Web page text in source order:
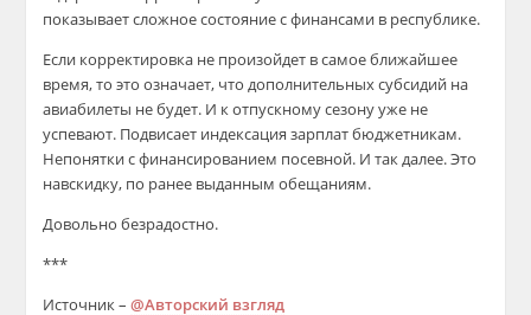
показывает сложное состояние с финансами в республике.
Если корректировка не произойдет в самое ближайшее
время, то это означает, что дополнительных субсидий на
авиабилеты не будет. И к отпускному сезону уже не
успевают. Подвисает индексация зарплат бюджетникам.
Непонятки с финансированием посевной. И так далее. Это
навскидку, по ранее выданным обещаниям.
Довольно безрадостно.
***
Источник –@Авторский взгляд